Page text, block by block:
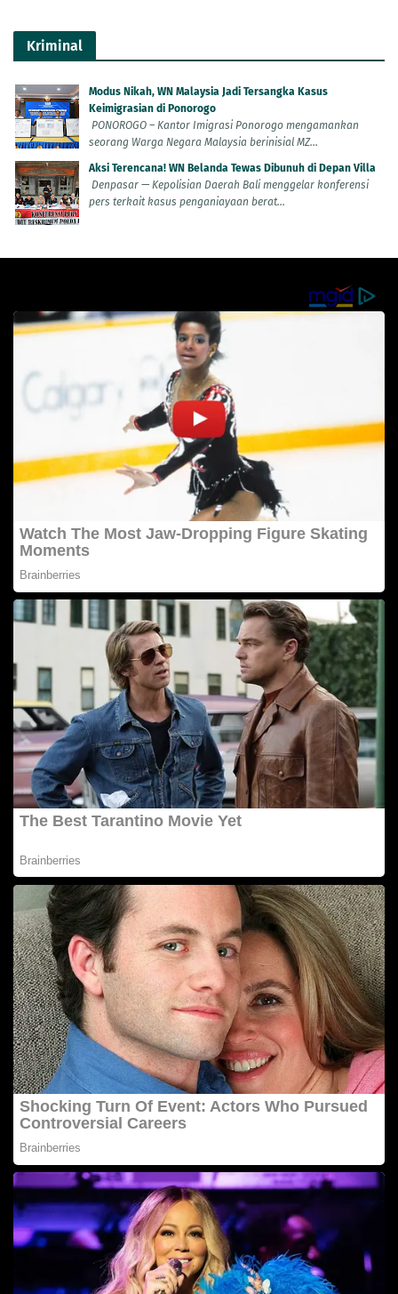
Kriminal
Modus Nikah, WN Malaysia Jadi Tersangka Kasus
Keimigrasian di Ponorogo
PONOROGO – Kantor Imigrasi Ponorogo mengamankan
seorang Warga Negara Malaysia berinisial MZ...
Aksi Terencana! WN Belanda Tewas Dibunuh di Depan Villa
Denpasar — Kepolisian Daerah Bali menggelar konferensi
pers terkait kasus penganiayaan berat...